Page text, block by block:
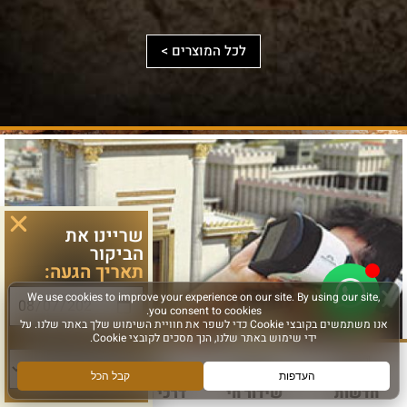
נפש,
להרחבה
ולהעמקה.
הוספה
לסף
ומנהרותיו.
טופוגרפי
בסביבת
הוספה
לסף
לכל המוצרים >
חדשות שידור חי דרכי הגעה עוד
שריינו את
הביקור
תאריך הגעה:
סוג פעילות: